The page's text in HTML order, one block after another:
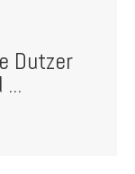
Dutzer